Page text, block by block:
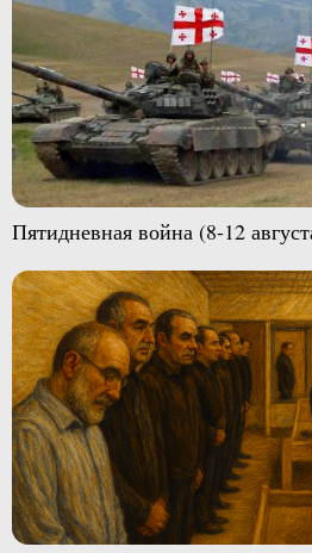
Пятидневная война (8-12